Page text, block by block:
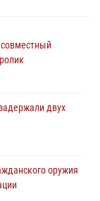
двух
оружия